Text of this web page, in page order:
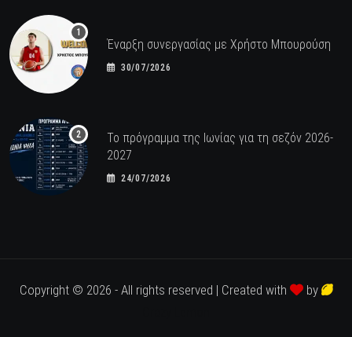
Έναρξη συνεργασίας με Χρήστο Μπουρούση
30/07/2026
Το πρόγραμμα της Ιωνίας για τη σεζόν 2026-
2027
24/07/2026
Copyright © 2026 - All rights reserved | Created with
by